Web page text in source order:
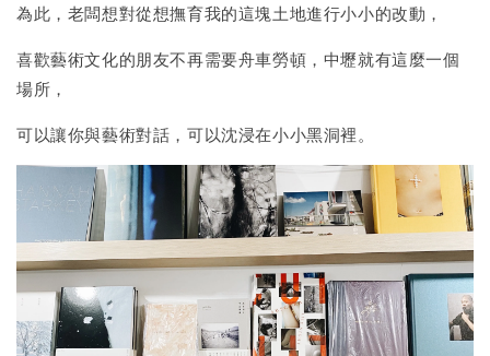
為此，老闆想對從想撫育我的這塊土地進行小小的改動，
喜歡藝術文化的朋友不再需要舟車勞頓，中壢就有這麼一個
場所，
可以讓你與藝術對話，可以沈浸在小小黑洞裡。